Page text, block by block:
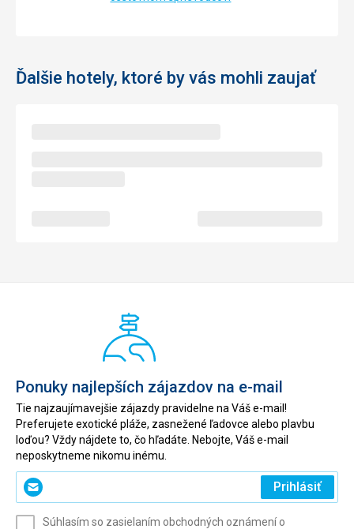
Ďalšie hotely, ktoré by vás mohli zaujať
Ponuky najlepších zájazdov na e-mail
Tie najzaujímavejšie zájazdy pravidelne na Váš e-mail!
Preferujete exotické pláže, zasnežené ľadovce alebo plavbu
loďou? Vždy nájdete to, čo hľadáte. Nebojte, Váš e-mail
neposkytneme nikomu inému.
Zadajte
svoj
Prihlásiť
Súhlasím so zasielaním obchodných oznámení o